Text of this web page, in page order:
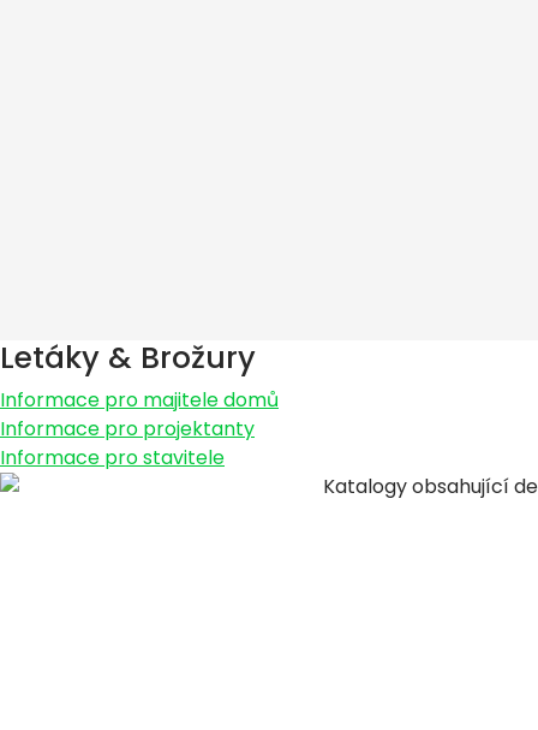
Letáky & Brožury
Informace pro majitele domů
Informace pro projektanty
Informace pro stavitele